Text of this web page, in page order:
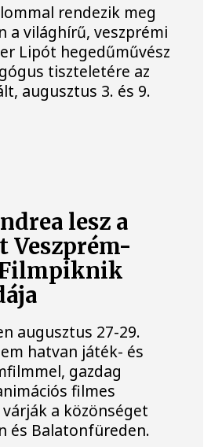
rendezik meg
a világhírű, veszprémi
Lipót hegedűművész
tiszteletére az
augusztus 3. és 9.
lesz a
Veszprém-
augusztus 27-29.
hatvan játék- és
gazdag
filmes
a közönséget
és Balatonfüreden.